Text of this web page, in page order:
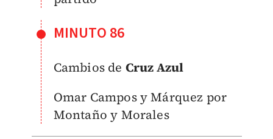
MINUTO 86
Cambios de Cruz Azul
Omar Campos y Márquez por
Montaño y Morales